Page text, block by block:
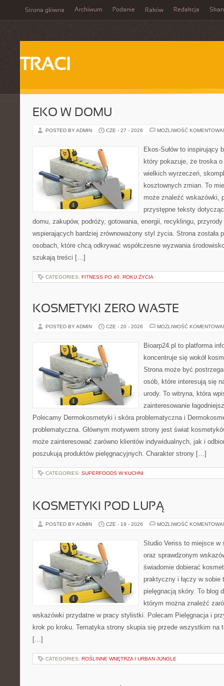
Strona główna Archiwum Podanie Raków Redakcja
TRACI
EKO W DOMU
POSTED BY ADMIN CZE - 27 - 2026 MOŻLIWOŚĆ
Ekos-Sułów to inspirujący
który pokazuje, że troska
wielkich wyrzeczeń,
kosztownych zmian. To
może znaleźć wskazówki,
przystępne teksty
domu, zakupów, podróży, gotowania, energii, recyklingu,
wspierających bardziej zrównoważony styl życia. Strona została
osobach, które chcą odkrywać współczesne wyzwania
szukają treści […]
CATEGORIES: FITNESS PO 40. ROKU ŻYCIA
KOSMETYKI ZERO WASTE
POSTED BY ADMIN CZE - 20 - 2026 MOŻLIWOŚĆ
Bioarp24.pl to platforma
koncentruje się wokół
Strona może być
osób, które interesują się
urody. To witryna, która
zainteresowanie
Polecamy Dermokosmetyki i skóra problematyczna i
problematyczna. Głównym motywem strony jest świat
może zainteresować zarówno klientów indywidualnych, jak i
poszukują produktów pielęgnacyjnych. Charakter strony […]
CATEGORIES: SUPERFOODS W KUCHNI
KOSMETYKI POD LUPĄ
POSTED BY ADMIN CZE - 19 - 2026 MOŻLIWOŚĆ
Studio Veriss to miejsce w
oraz sprawdzonym
świadomie dobierać
praktyczny i łączy w sobie
pielęgnacją skóry. To blog
którym można znaleźć
wskazówki przydatne w pracy stylistki. Polecam Pielęgnacja i
krok po kroku. Tematyka strony skupia się przede wszystkim na
[…]
CATEGORIES: ROŚLINNE WNĘTRZA I URBAN JUNGLE